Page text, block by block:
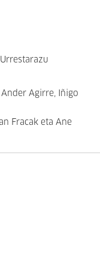
Agirre, Iñigo
Fracak eta Ane